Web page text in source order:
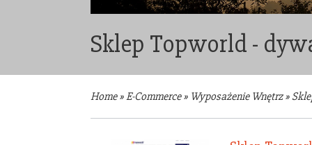
Sklep Topworld -
Home»E-Commerce» Wyposażenie Wnętrz»